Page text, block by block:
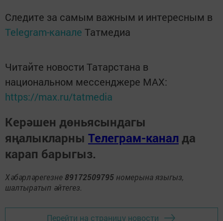
Следите за самым важным и интересным в
Telegram-канале Татмедиа
Читайте новости Татарстана в
национальном мессенджере MАХ:
https://max.ru/tatmedia
Керәшен дөньясындагы
яңалыкларны Телеграм-канал да
карап барыгыз.
Хәбәрләрегезне 89172509795 номерына языгыз,
шалтыратып әйтегез.
Перейти на страницу новости